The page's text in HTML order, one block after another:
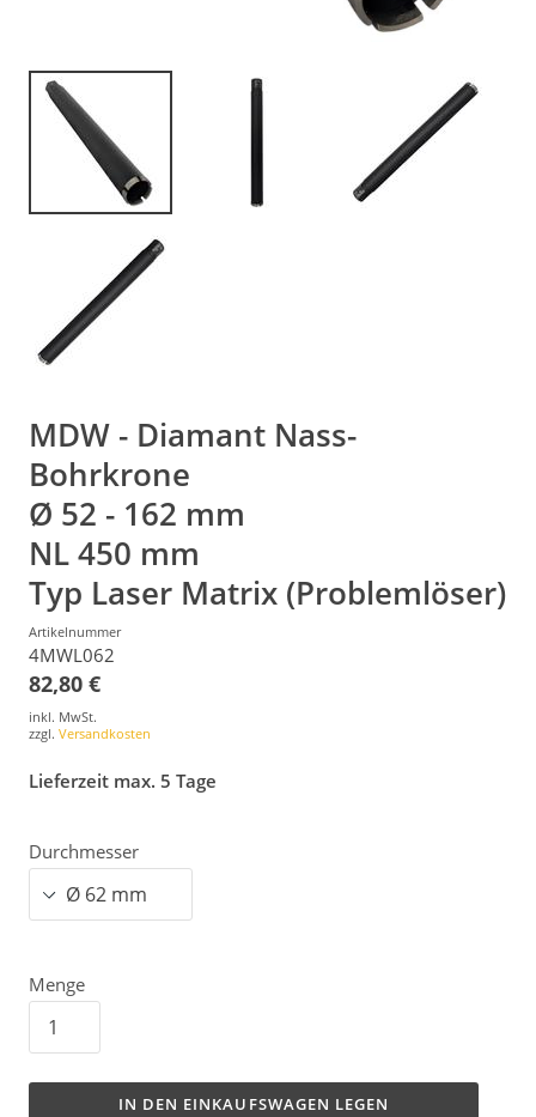
MDW - Diamant Nass-
Bohrkrone
Ø 52 - 162 mm
NL 450 mm
Typ Laser Matrix (Problemlöser)
Artikelnummer
4MWL062
82,80 €
inkl. MwSt.
zzgl. Versandkosten
Lieferzeit max. 5 Tage
Durchmesser
Menge
IN DEN EINKAUFSWAGEN LEGEN